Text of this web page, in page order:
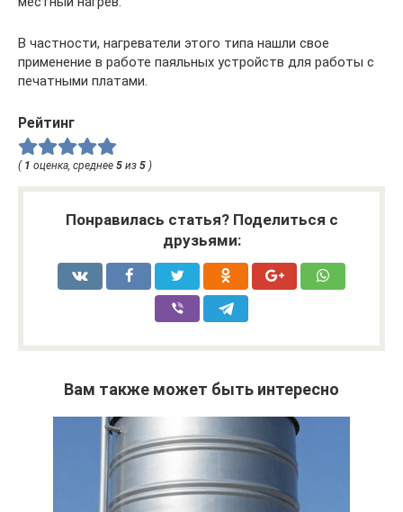
В частности, нагреватели этого типа нашли свое
применение в работе паяльных устройств для работы с
печатными платами.
Рейтинг
( 1 оценка, среднее 5 из 5 )
Понравилась статья? Поделиться с
друзьями:
Вам также может быть интересно